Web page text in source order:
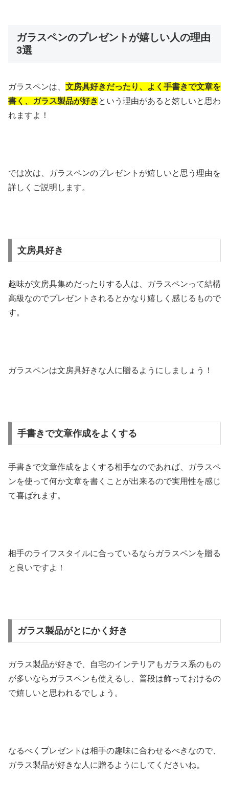
ガラスペンのプレゼントが嬉しい人の理由
3選
ガラスペンは、 文房具好きだったり、よく手書きで文章を
書く、ガラス製品が好き という理由があると嬉しいと思わ
れますよ！
では次は、ガラスペンのプレゼントが嬉しいと思う理由を
詳しくご説明します。
文房具好き
趣味が文房具集めだったりする人は、ガラスペンって結構
高級なのでプレゼントされるとかなり嬉しく感じるもので
す。
ガラスペンは文房具好きな人に贈るようにしましょう！
手書きで文章作成をよくする
手書きで文章作成をよくする相手なのであれば、ガラスペ
ンを使って何か文章を書くことが出来るので実用性を感じ
て喜ばれます。
相手のライフスタイルに合っているならガラスペンを贈る
と良いですよ！
ガラス製品がとにかく好き
ガラス製品が好きで、自宅のインテリアもガラス系のもの
が多いならガラスペンも使えるし、普段は飾っておけるの
で嬉しいと思われるでしょう。
なるべくプレゼントは相手の趣味に合わせるべきなので、
ガラス製品が好きな人に贈るようにしてくださいね。